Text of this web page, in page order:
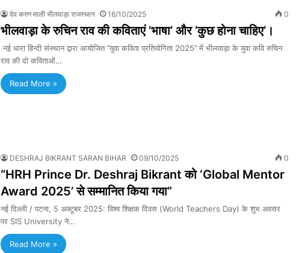
देव करण माली भीलवाड़ा राजस्थान 16/10/2025 0
भीलवाड़ा के रुचिन राव की कविताएं ’भाषा’ और ’कुछ होना चाहिए’।
नई धारा हिन्दी संस्थान द्वारा आयोजित ’’युवा कविता प्रतियोगिता 2025’’ में भीलवाड़ा के युवा कवि रुचिन
राव की दो कविताओं…
Read More »
DESHRAJ BIKRANT SARAN BIHAR 09/10/2025 0
“HRH Prince Dr. Deshraj Bikrant को ‘Global Mentor
Award 2025’ से सम्मानित किया गया”
नई दिल्ली / पटना, 5 अक्टूबर 2025: विश्व शिक्षक दिवस (World Teachers Day) के शुभ अवसर
पर SIS University ने…
Read More »